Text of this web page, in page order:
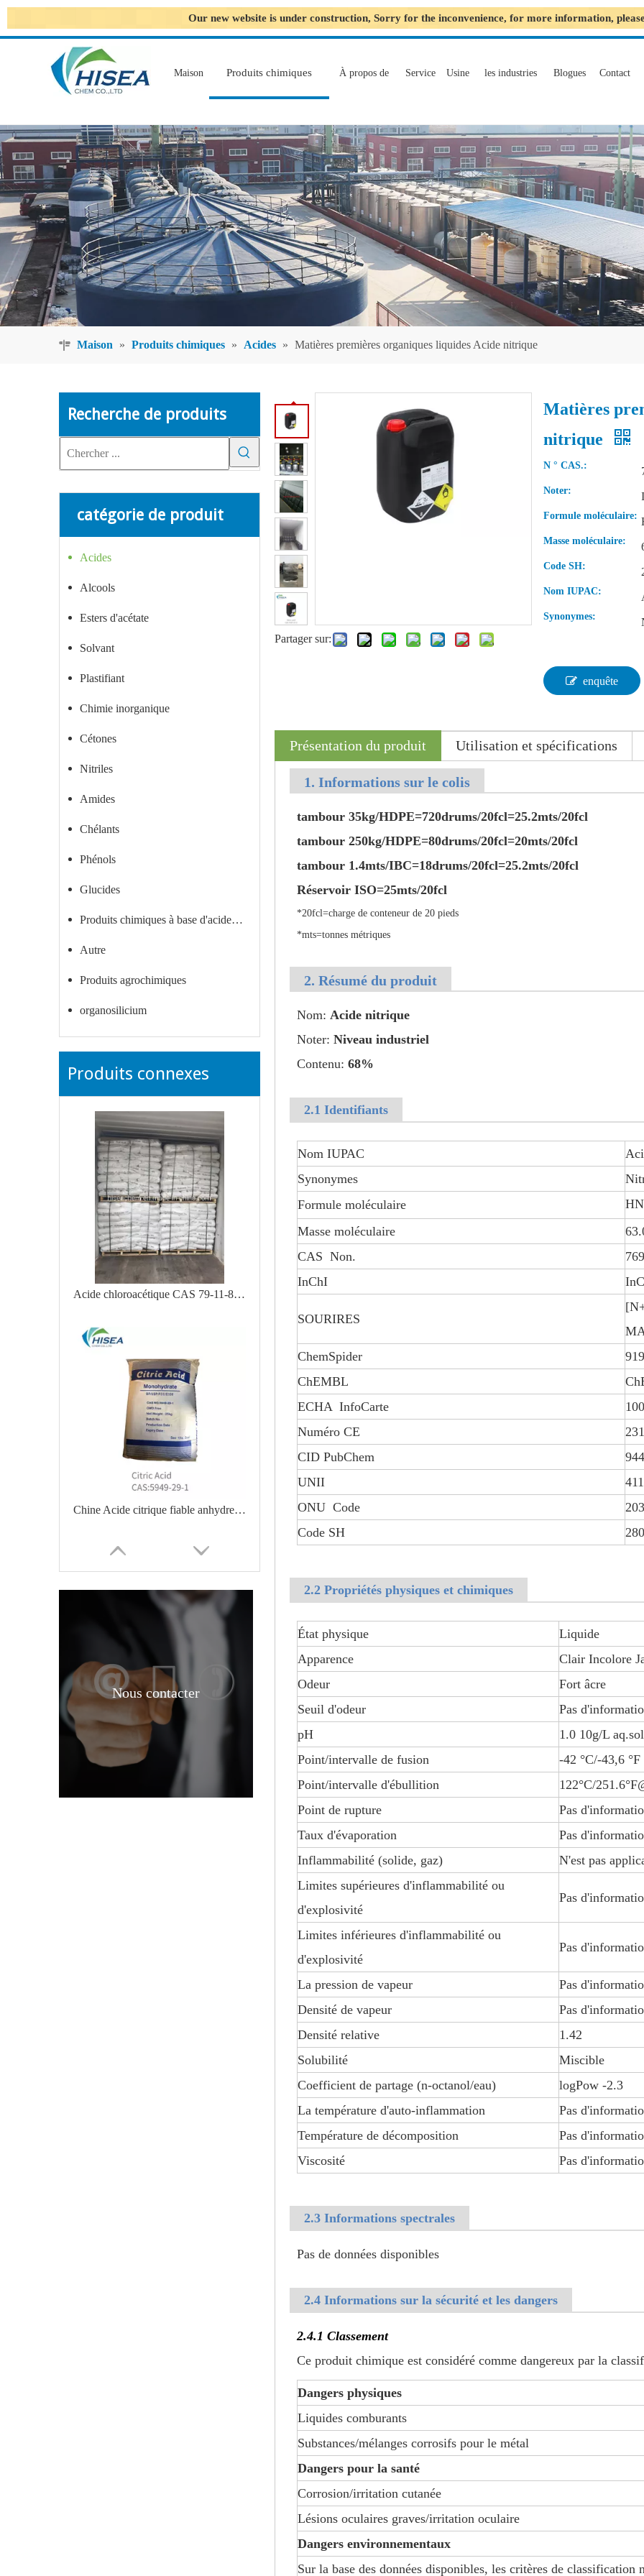
Our new website is under construction, Sorry for the inconvenience, for more information,
Maison Produits chimiques À propos de Service Usine les industries Blogues
Contact
Maison » Produits chimiques » Acides » Matières premières organiques liquides Acide nitrique
Recherche de produits
catégorie de produit
Acides
Alcools
Esters d'acétate
Solvant
Plastifiant
Chimie inorganique
Cétones
Nitriles
Amides
Chélants
Phénols
Glucides
Produits chimiques à base d'acide carboxylique
Autre
Produits agrochimiques
organosilicium
Produits connexes
Acide chloroacétique CAS 79-11-8 de qualité supérieure avec un prix raisonnable sur la vente à chaud
Chine Acide citrique fiable anhydre/monohydrate d'acide citrique/citrate de sodium
Nous contacter
Partager sur:
Matières
nitrique
N ° CAS.:
Noter:
Formule moléculaire:
Masse moléculaire:
Code SH:
Nom IUPAC:
Synonymes:
enquête
Présentation du produit Utilisation et spécifications
1. Informations sur le colis
tambour 35kg/HDPE=720drums/20fcl=25.2mts/20fcl
tambour 250kg/HDPE=80drums/20fcl=20mts/20fcl
tambour 1.4mts/IBC=18drums/20fcl=25.2mts/20fcl
Réservoir ISO=25mts/20fcl
*20fcl=charge de conteneur de 20 pieds
*mts=tonnes métriques
2. Résumé du produit
Nom: Acide nitrique
Noter: Niveau industriel
Contenu: 68%
2.1 Identifiants
Nom IUPAC
Synonymes
Formule moléculaire
Masse moléculaire
CAS Non.
InChI
SOURIRES
ChemSpider
919
ChEMBL
ECHA InfoCarte
Numéro CE
CID PubChem
944
UNII
ONU Code
Code SH
2.2 Propriétés physiques et chimiques
État physique
Liquide
Apparence
Clair Incolore
Odeur
Fort âcre
Seuil d'odeur
Pas
pH
1.0 10g/L aq.sol
Point/intervalle de fusion
-42 °C/-43,6 °F
Point/intervalle d'ébullition
122°C/
Point de rupture
Pas
Taux d'évaporation
Pas
Inflammabilité (solide, gaz)
N'est pas
Limites supérieures d'inflammabilité ou
d'explosivité
Pas
Limites inférieures d'inflammabilité ou
d'explosivité
Pas
La pression de vapeur
Pas
Densité de vapeur
Pas
Densité relative
1.42
Solubilité
Miscible
Coefficient de partage (n-octanol/eau)
logPow -2.3
La température d'auto-inflammation
Pas
Température de décomposition
Pas
Viscosité
Pas
2.3 Informations spectrales
Pas de données disponibles
2.4 Informations sur la sécurité et les dangers
2.4.1 Classement
Ce produit chimique est considéré comme dangereux par la
Dangers physiques
Liquides comburants
Substances/mélanges corrosifs pour le métal
Dangers pour la santé
Corrosion/irritation cutanée
Lésions oculaires graves/irritation oculaire
Dangers environnementaux
Sur la base des données disponibles, les critères de classification